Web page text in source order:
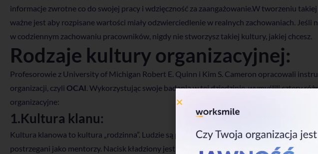
informacje zwrotne co do swojej pracy i wdzięczność za zaangażowanie.W tworzeniu
ważne jest aby rozpisane wartości miały odzwierciedlenie w realnych zachowaniach. Jeśli
w codziennym zachowaniu pracowników, nigdy nie stworzysz takiej kultury, jakiej chcesz.
Rodzaje kultury organizacyjnej:
Profesorowie z University of Michigan Robert E. Quinn i Kim S. Cameron opracowali
organizacji, czyli OCAI. Wykorzystując swoje badania w tej dziedzinie, wymyślili cztery
organizacyjne:
1.Kultura klanu:
Kultura klanowa to kultura „rodzinna”. Ludzie są przyjaźni i pełni szacunku wobec siebie, a
postrzegani jako mentorzy. Nacisk kładziony jest na budowanie zespołu i zaangażowanie